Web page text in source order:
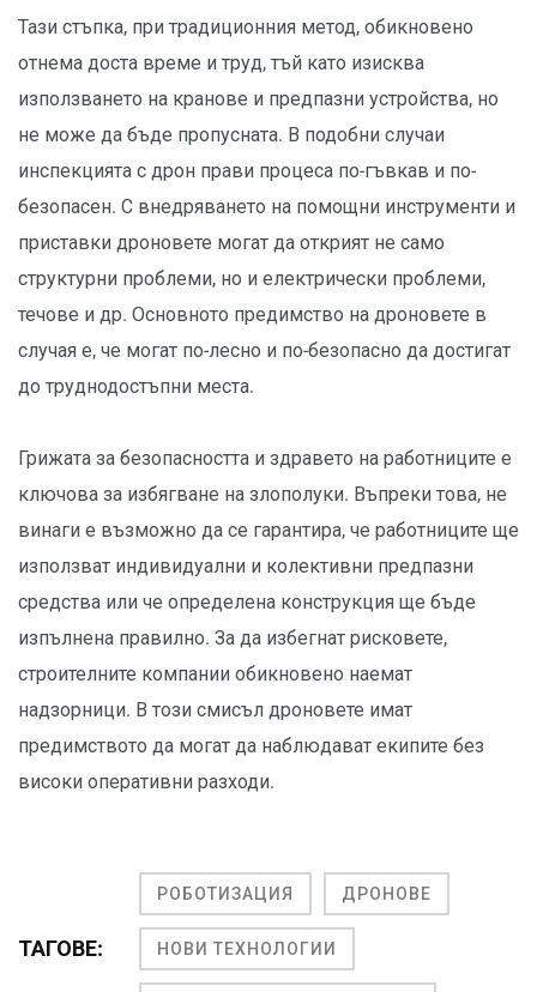
Тази стъпка, при традиционния метод, обикновено
отнема доста време и труд, тъй като изисква
използването на кранове и предпазни устройства, но
не може да бъде пропусната. В подобни случаи
инспекцията с дрон прави процеса по-гъвкав и по-
безопасен. С внедряването на помощни инструменти и
приставки дроновете могат да открият не само
структурни проблеми, но и електрически проблеми,
течове и др. Основното предимство на дроновете в
случая е, че могат по-лесно и по-безопасно да достигат
до труднодостъпни места.
Грижата за безопасността и здравето на работниците е
ключова за избягване на злополуки. Въпреки това, не
винаги е възможно да се гарантира, че работниците ще
използват индивидуални и колективни предпазни
средства или че определена конструкция ще бъде
изпълнена правилно. За да избегнат рисковете,
строителните компании обикновено наемат
надзорници. В този смисъл дроновете имат
предимството да могат да наблюдават екипите без
високи оперативни разходи.
ТАГОВЕ:
РОБОТИЗАЦИЯ ДРОНОВЕ
НОВИ ТЕХНОЛОГИИ